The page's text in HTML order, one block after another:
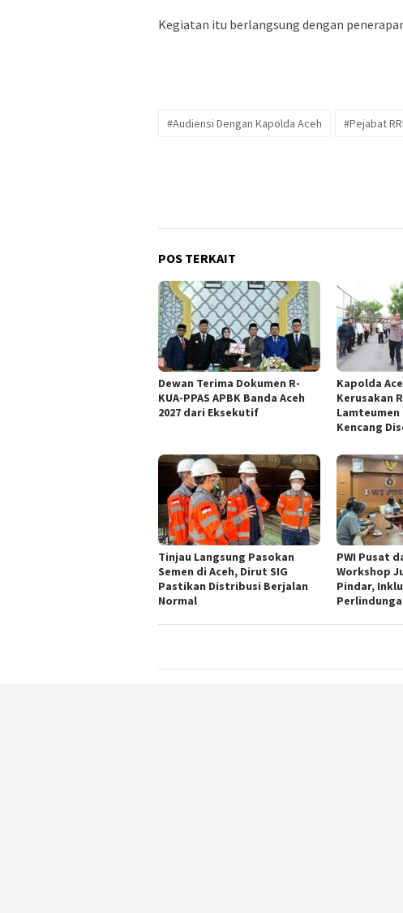
Kegiatan itu berlangsung dengan
#Audiensi Dengan Kapolda Aceh #Pejabat
POS TERKAIT
Dewan Terima Dokumen R-
KUA-PPAS APBK Banda Aceh
2027 dari Eksekutif
Kapolda
Kerusakan
Kencang
Tinjau Langsung Pasokan
Semen di Aceh, Dirut SIG
Pastikan Distribusi Berjalan
Normal
PWI Pusat
Workshop
Pindar,